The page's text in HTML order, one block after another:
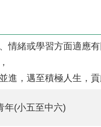
情緒或學習方面適應
進，邁至積極人生，貢
年(小五至中六)